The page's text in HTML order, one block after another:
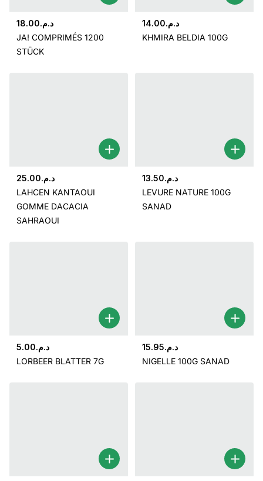
د.م.18.00
JA! COMPRIMÉS 1200
STÜCK
د.م.14.00
KHMIRA BELDIA 100G
د.م.25.00
LAHCEN KANTAOUI
GOMME DACACIA
SAHRAOUI
د.م.13.50
LEVURE NATURE 100G
SANAD
د.م.5.00
LORBEER BLATTER 7G
د.م.15.95
NIGELLE 100G SANAD